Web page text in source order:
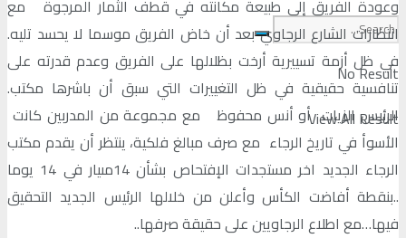
No Result
View All Result
وعودة الفريق إلى طبيعة مكانته في قطف الثمار المرجوة مع
انتظارات الشارع الرجاوي بعد أن خاض الفريق موسما لا يحسد تليه.
في ظل أزمة تسييرية أرخت بظلالها على الفريق وعدم قدرته على
تنافسية حقيقية في ظل التغييرات التي سبق أن باشرها مكتب.
الرئيس الزيات أو أنس محفوظ مع مجموعة من المدربين كانت
الأسوأ في تاريخ الرجاء مع صرف مبالغ فلكية، ينتظر أن يقدم مكتب
الرجاء الجديد اخر مستجدات الإفتحاص بشأن 14مىيار في 14 يوما
..بنقطة أفاضت الكأس وأعلن من خلالها الرئيس الجديد التحقيق
فيها…مع اطلاع الرجاويين على حقيقة صرفها..